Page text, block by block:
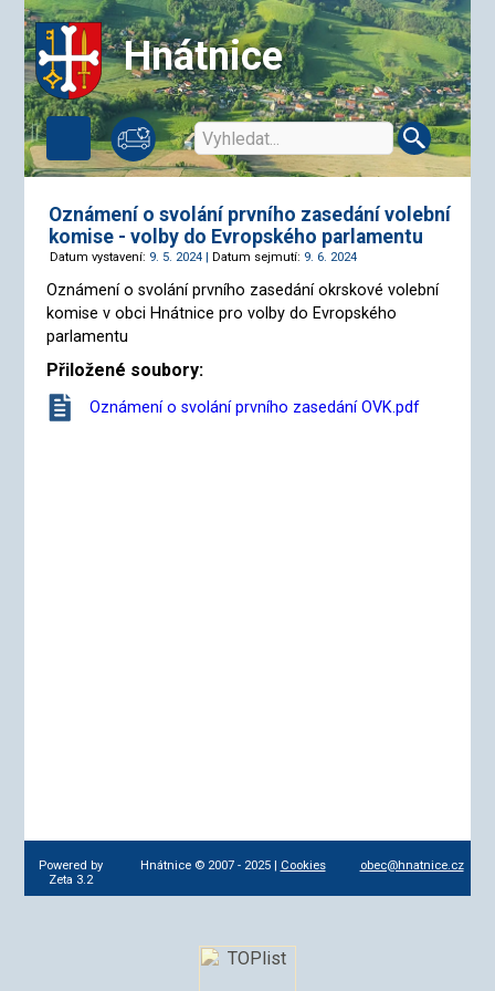
Hnátnice
Oznámení o svolání prvního zasedání volební
komise - volby do Evropského parlamentu
Datum vystavení: 9. 5. 2024 | Datum sejmutí: 9. 6. 2024
Oznámení o svolání prvního zasedání okrskové volební
komise v obci Hnátnice pro volby do Evropského
parlamentu
Přiložené soubory:
Oznámení o svolání prvního zasedání OVK.pdf
Powered by
Zeta 3.2
Hnátnice © 2007 - 2025 | Cookies obec@hnatnice.cz